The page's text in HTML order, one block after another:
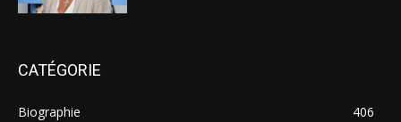
CATÉGORIE
Biographie
406